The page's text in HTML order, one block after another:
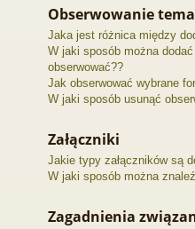
Obserwowanie
Jaka jest różnica między
W jaki sposób można
obserwować??
Jak obserwować wybrane
W jaki sposób usunąć
Załączniki
Jakie typy załączników są
W jaki sposób można
Zagadnienia